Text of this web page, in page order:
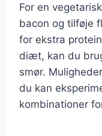
For en
bacon og tilføje
for ekstra
diæt, kan du
smør.
du kan
kombinationer